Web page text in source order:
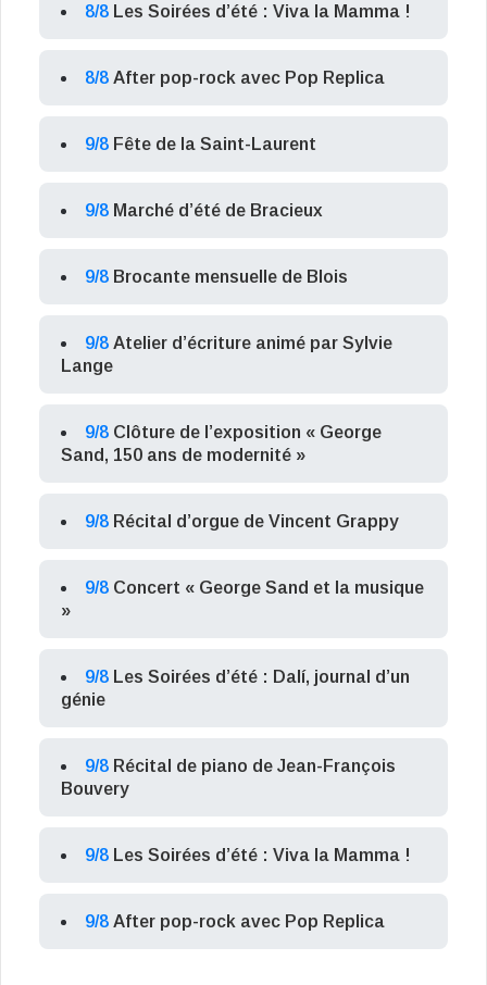
8/8 Les Soirées d’été : Viva la Mamma !
8/8 After pop-rock avec Pop Replica
9/8 Fête de la Saint-Laurent
9/8 Marché d’été de Bracieux
9/8 Brocante mensuelle de Blois
9/8 Atelier d’écriture animé par Sylvie
Lange
9/8 Clôture de l’exposition « George
Sand, 150 ans de modernité »
9/8 Récital d’orgue de Vincent Grappy
9/8 Concert « George Sand et la musique
»
9/8 Les Soirées d’été : Dalí, journal d’un
génie
9/8 Récital de piano de Jean-François
Bouvery
9/8 Les Soirées d’été : Viva la Mamma !
9/8 After pop-rock avec Pop Replica